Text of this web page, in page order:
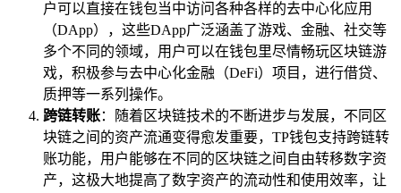
户可以直接在钱包当中访问各种各样的去中心化应用
（DApp），这些DApp广泛涵盖了游戏、金融、社交等
多个不同的领域，用户可以在钱包里尽情畅玩区块链游
戏，积极参与去中心化金融（DeFi）项目，进行借贷、
质押等一系列操作。
跨链转账：随着区块链技术的不断进步与发展，不同区
块链之间的资产流通变得愈发重要，TP钱包支持跨链转
账功能，用户能够在不同的区块链之间自由转移数字资
产，这极大地提高了数字资产的流动性和使用效率，让